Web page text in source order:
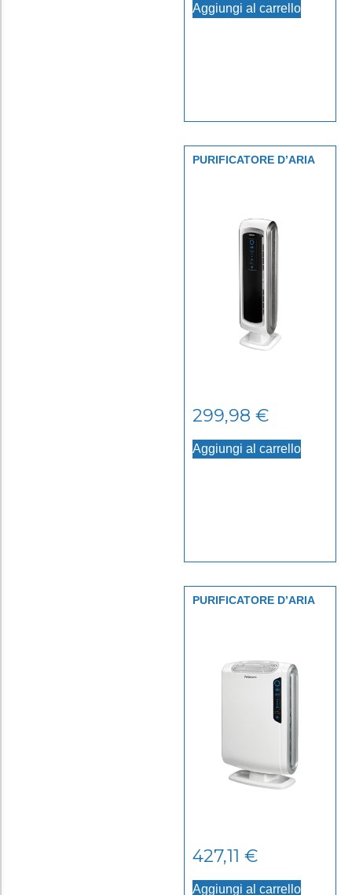
Aggiungi al carrello
PURIFICATORE D’ARIA
299,98 €
Aggiungi al carrello
PURIFICATORE D’ARIA
427,11 €
Aggiungi al carrello